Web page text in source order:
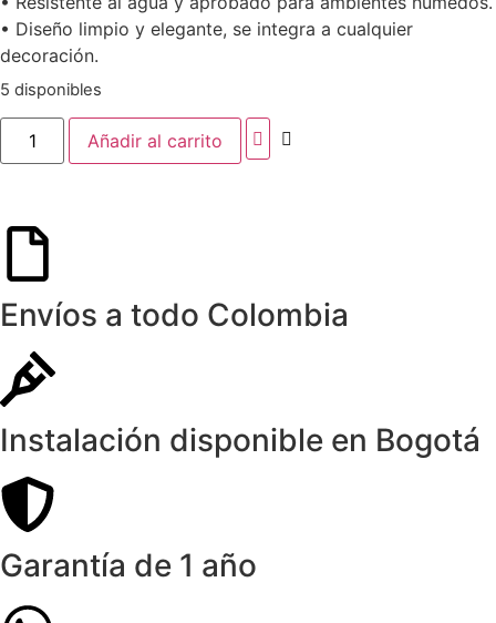
• Diseño limpio y elegante, se integra a cualquier
decoración.
5 disponibles
Añadir al carrito
Envíos a todo Colombia
Instalación disponible en Bogotá
Garantía de 1 año